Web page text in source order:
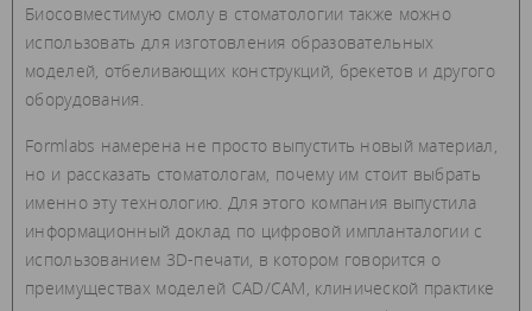
Биосовместимую смолу в стоматологии также можно
использовать для изготовления образовательных
моделей, отбеливающих конструкций, брекетов и другого
оборудования.
Formlabs намерена не просто выпустить новый материал,
но и рассказать стоматологам, почему им стоит выбрать
именно эту технологию. Для этого компания выпустила
информационный доклад по цифровой импланталогии с
использованием 3D-печати, в котором говорится о
преимуществах моделей CAD/CAM, клинической практике